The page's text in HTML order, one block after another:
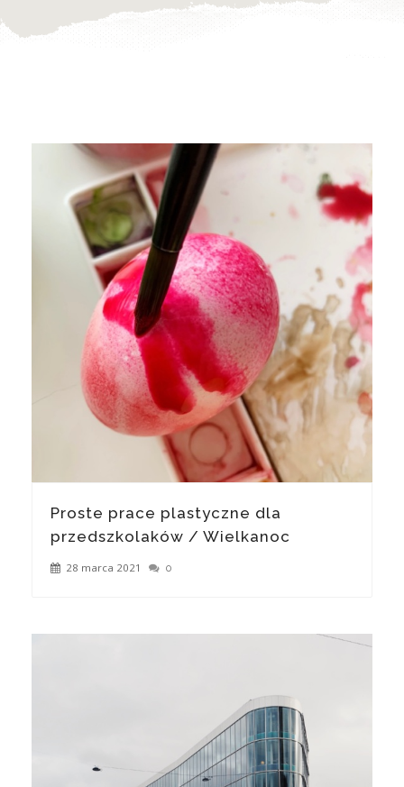
Proste prace plastyczne dla
przedszkolaków / Wielkanoc
28 marca 2021 0